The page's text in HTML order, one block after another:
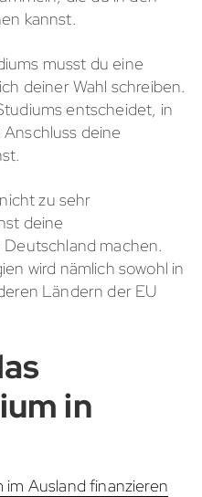
kannst.
musst du eine
deiner Wahl schreiben.
entscheidet, in
deine
zu sehr
deine
machen.
wird nämlich sowohl in
Ländern der EU
in
im Ausland finanzieren